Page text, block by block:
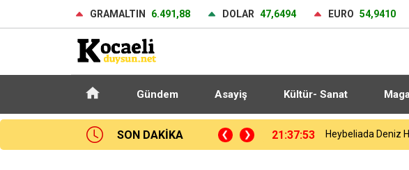
GRAMALTIN 6.491,88 DOLAR 47,6494 EURO 54,9410
Gündem Asayiş Kültür- Sanat
SON DAKİKA
Okulu’nda çıkan yangın söndürüldü 21:27:54 Galatasaray yeni